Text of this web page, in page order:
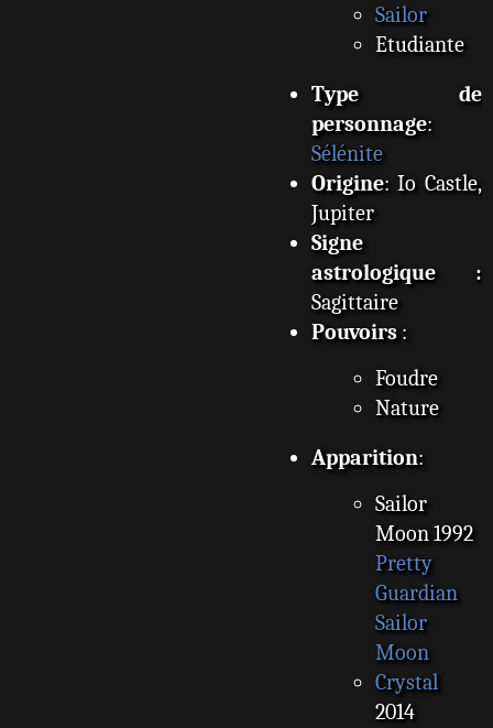
Sailor
Etudiante
Type de
personnage:
Sélénite
Origine: Io Castle,
Jupiter
Signe
astrologique :
Sagittaire
Pouvoirs :
Foudre
Nature
Apparition:
Sailor
Moon 1992
Pretty
Guardian
Sailor
Moon
Crystal
2014